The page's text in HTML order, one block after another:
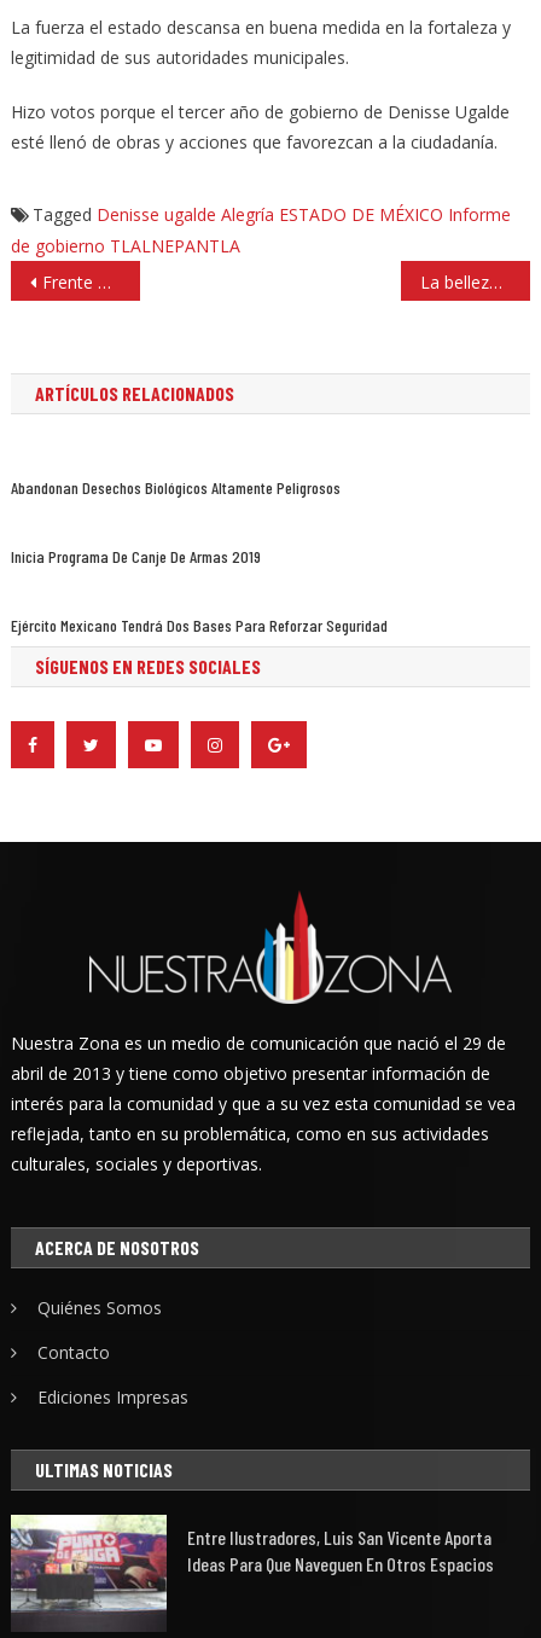
La fuerza el estado descansa en buena medida en la fortaleza y
legitimidad de sus autoridades municipales.
Hizo votos porque el tercer año de gobierno de Denisse Ugalde
esté llenó de obras y acciones que favorezcan a la ciudadanía.
Tagged Denisse ugalde Alegría ESTADO DE MÉXICO Informe
de gobierno TLALNEPANTLA
Navegación
de
Frente PAN-PRD-MC acumula más fuerza que otros partidos en Tlalnepantla, afirma Bello Otero La belleza y cultura de la India, en el parque Esculturas de Cuatitlán Izcalli
ARTÍCULOS RELACIONADOS
Abandonan Desechos Biológicos Altamente Peligrosos
Inicia Programa De Canje De Armas 2019
Ejército Mexicano Tendrá Dos Bases Para Reforzar Seguridad
SÍGUENOS EN REDES SOCIALES
Nuestra Zona es un medio de comunicación que nació el 29 de
abril de 2013 y tiene como objetivo presentar información de
interés para la comunidad y que a su vez esta comunidad se vea
reflejada, tanto en su problemática, como en sus actividades
culturales, sociales y deportivas.
ACERCA DE NOSOTROS
Quiénes Somos
Contacto
Ediciones Impresas
ULTIMAS NOTICIAS
Entre Ilustradores, Luis San Vicente Aporta
Ideas Para Que Naveguen En Otros Espacios